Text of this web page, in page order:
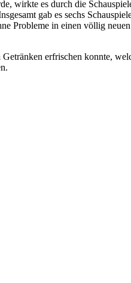
wirkte es durch die
gab es sechs
Probleme in einen völlig
erfrischen konnte,